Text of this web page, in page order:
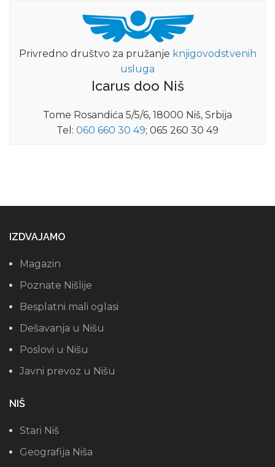
Privredno društvo za pružanje knjigovodstvenih
usluga
Icarus doo Niš
Tome Rosandića 5/5/6, 18000 Niš, Srbija
Tel: 060 660 30 49; 065 260 30 49
IZDVAJAMO
Magazin
Poznate Nišlije
Besplatni mali oglasi
Dešavanja u Nišu
Poslovi u Nišu
Javni prevoz u Nišu
NIŠ
Stari Niš
Geografija Niša